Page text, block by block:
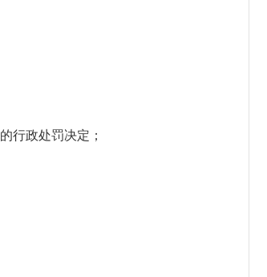
行政处罚决定；